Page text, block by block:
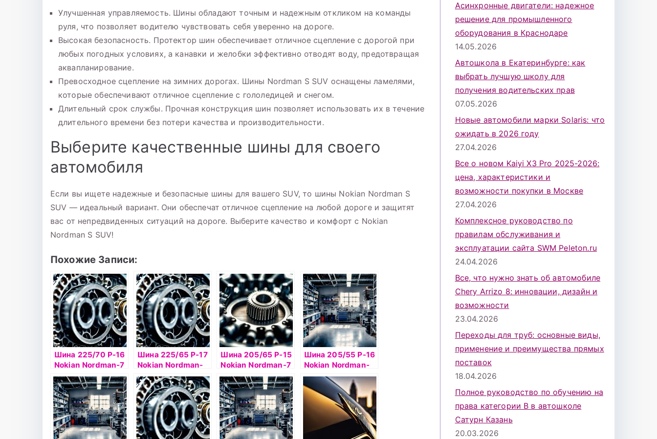
Улучшенная управляемость. Шины обладают точным и надежным откликом на команды
руля, что позволяет водителю чувствовать себя уверенно на дороге.
Высокая безопасность. Протектор шин обеспечивает отличное сцепление с дорогой при
любых погодных условиях, а канавки и желобки эффективно отводят воду, предотвращая
аквапланирование.
Превосходное сцепление на зимних дорогах. Шины Nordman S SUV оснащены ламелями,
которые обеспечивают отличное сцепление с гололедицей и снегом.
Длительный срок службы. Прочная конструкция шин позволяет использовать их в течение
длительного времени без потери качества и производительности.
Выберите качественные шины для своего
автомобиля
Если вы ищете надежные и безопасные шины для вашего SUV, то шины Nokian Nordman S
SUV — идеальный вариант. Они обеспечат отличное сцепление на любой дороге и защитят
вас от непредвиденных ситуаций на дороге. Выберите качество и комфорт с Nokian
Nordman S SUV!
Похожие Записи:
Шина 225/70 Р-16
Nokian Nordman-7
SUV 107T б/к ш
Шина 225/65 Р-17
Nokian Nordman-
RS2 SUV 106R б/к
Шина 205/65 Р-15
Nokian Nordman-7
99T б/к шип
Шина 205/55 Р-16
Nokian Nordman-
RS2 94R б/к
Асинхронные двигатели: надежное
решение для промышленного
оборудования в Краснодаре
14.05.2026
Автошкола в Екатеринбурге: как
выбрать лучшую школу для
получения водительских прав
07.05.2026
Новые автомобили марки Solaris: что
ожидать в 2026 году
27.04.2026
Все о новом Kaiyi X3 Pro 2025-2026:
цена, характеристики и
возможности покупки в Москве
27.04.2026
Комплексное руководство по
правилам обслуживания и
эксплуатации сайта SWM Peleton.ru
24.04.2026
Все, что нужно знать об автомобиле
Chery Arrizo 8: инновации, дизайн и
возможности
23.04.2026
Переходы для труб: основные виды,
применение и преимущества прямых
поставок
18.04.2026
Полное руководство по обучению на
права категории B в автошколе
Сатурн Казань
20.03.2026